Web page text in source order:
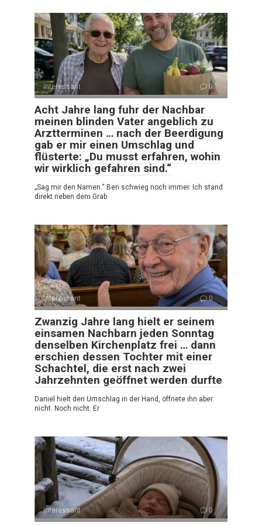
Interessant 0
Acht Jahre lang fuhr der Nachbar
meinen blinden Vater angeblich zu
Arztterminen … nach der Beerdigung
gab er mir einen Umschlag und
flüsterte: „Du musst erfahren, wohin
wir wirklich gefahren sind.“
„Sag mir den Namen.“ Ben schwieg noch immer. Ich stand
direkt neben dem Grab
Interessant 0
Zwanzig Jahre lang hielt er seinem
einsamen Nachbarn jeden Sonntag
denselben Kirchenplatz frei … dann
erschien dessen Tochter mit einer
Schachtel, die erst nach zwei
Jahrzehnten geöffnet werden durfte
Daniel hielt den Umschlag in der Hand, öffnete ihn aber
nicht. Noch nicht. Er
Interessant 0